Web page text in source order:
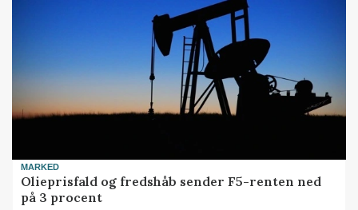
MARKED
Olieprisfald og fredshåb sender F5-renten ned
på 3 procent